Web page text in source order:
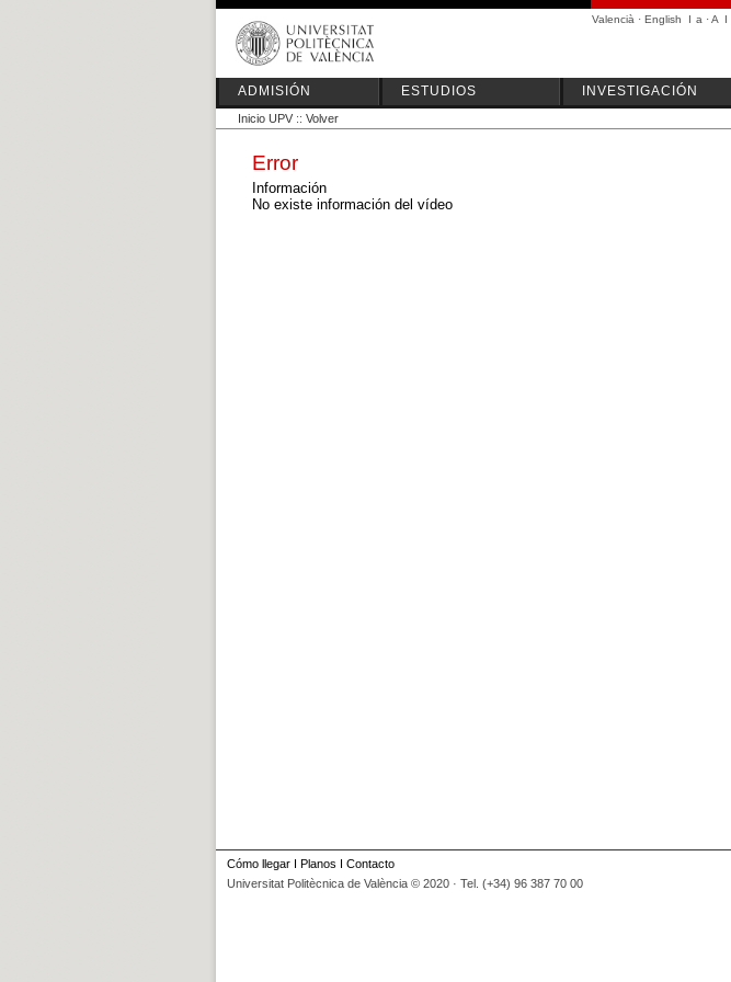
Valencià · English I a ·A I
ADMISIÓN ESTUDIOS INVESTIGACIÓN
Inicio UPV :: Volver
Error
Información
No existe información del vídeo
Cómo llegar I Planos I Contacto
Universitat Politècnica de València © 2020 · Tel. (+34) 96 387 70 00